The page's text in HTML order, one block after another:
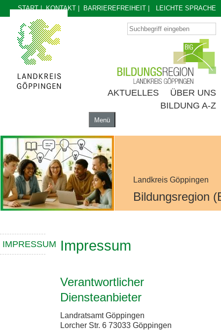
START|KONTAKT BARRIEREFREIHEIT LEICHTE SPRACHE
AKTUELLES
ÜBER UNS
BILDUNG A-Z
Menü
AKTUELLES
BILDUNG A-Z
Landkreis Göppingen
Bildungsregion
IMPRESSUM Impressum
Verantwortlicher
Diensteanbieter
Landratsamt Göppingen
Lorcher Str. 6 73033 Göppingen